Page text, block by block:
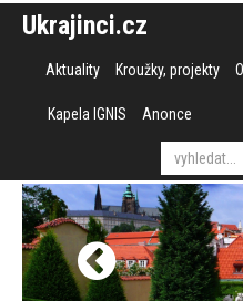
Ukrajinci.cz
Aktuality Kroužky, projekty
Kapela IGNIS Anonce